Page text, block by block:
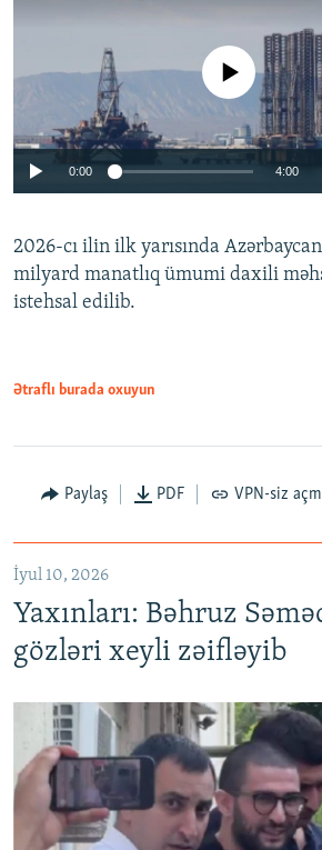
Auto 240p 360p
No media source currently
0:00 4:00
2026-cı ilin ilk yarısında
milyard manatlıq ümumi daxili
istehsal edilib.
Ətraflı burada oxuyun
Paylaş PDF VPN-siz
İyul 10, 2026
Yaxınları: Bəhruz
gözləri xeyli zəifləyib